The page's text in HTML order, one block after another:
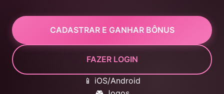
CADASTRAR E GANHAR BÔNUS
FAZER LOGIN
📱 iOS/Android